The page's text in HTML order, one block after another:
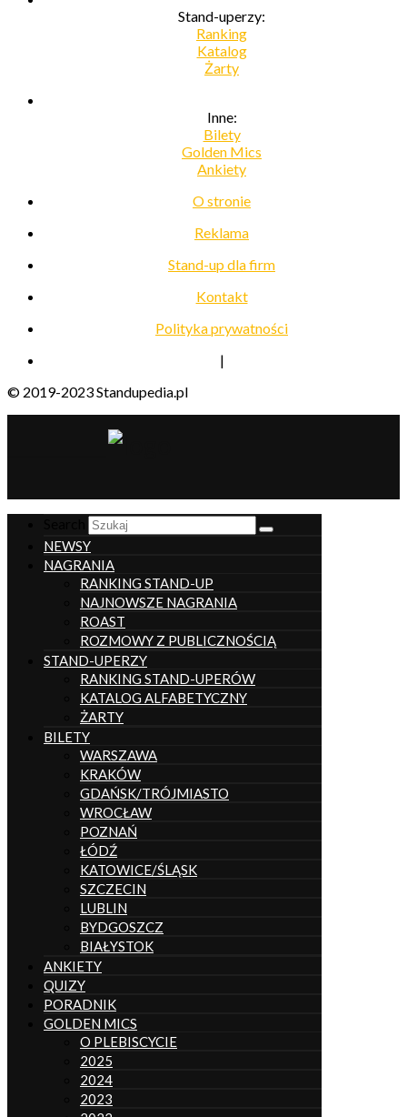
Stand-uperzy:
Ranking
Katalog
Żarty
Inne:
Bilety
Golden Mics
Ankiety
O stronie
Reklama
Stand-up dla firm
Kontakt
Polityka prywatności
|
© 2019-2023 Standupedia.pl
NEWSY
NAGRANIA
RANKING STAND-UP
NAJNOWSZE NAGRANIA
ROAST
ROZMOWY Z PUBLICZNOŚCIĄ
STAND-UPERZY
RANKING STAND-UPERÓW
KATALOG ALFABETYCZNY
ŻARTY
BILETY
WARSZAWA
KRAKÓW
GDAŃSK/TRÓJMIASTO
WROCŁAW
POZNAŃ
ŁÓDŹ
KATOWICE/ŚLĄSK
SZCZECIN
LUBLIN
BYDGOSZCZ
BIAŁYSTOK
ANKIETY
QUIZY
PORADNIK
GOLDEN MICS
O PLEBISCYCIE
2025
2024
2023